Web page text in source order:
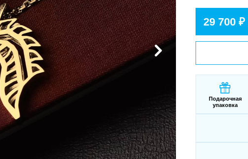
29 700 ₽
Подарочная
упаковка